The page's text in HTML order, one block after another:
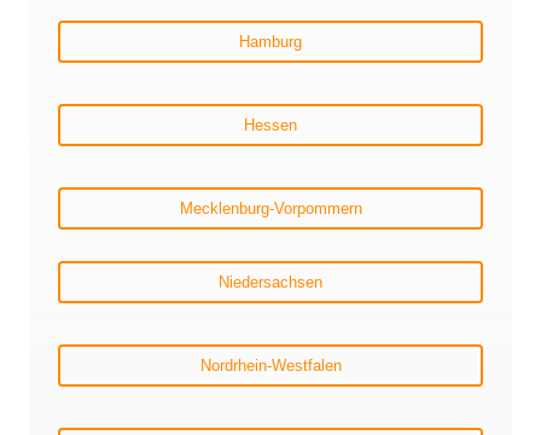
Hamburg
Hessen
Mecklenburg-Vorpommern
Niedersachsen
Nordrhein-Westfalen